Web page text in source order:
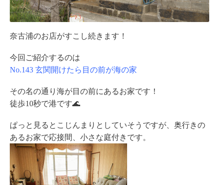
奈古浦のお店がすこし続きます！
今回ご紹介するのは
No.143 玄関開けたら目の前が海の家
その名の通り海が目の前にあるお家です！
徒歩10秒で港です🌊
ぱっと見るとこじんまりとしていそうですが、奥行きの
あるお家で応接間、小さな庭付きです。